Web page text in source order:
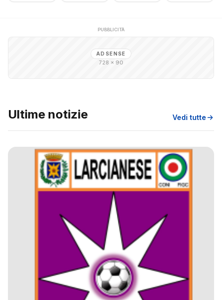
PUBBLICITÀ
ADSENSE
728 × 90
Ultime notizie Vedi tutte